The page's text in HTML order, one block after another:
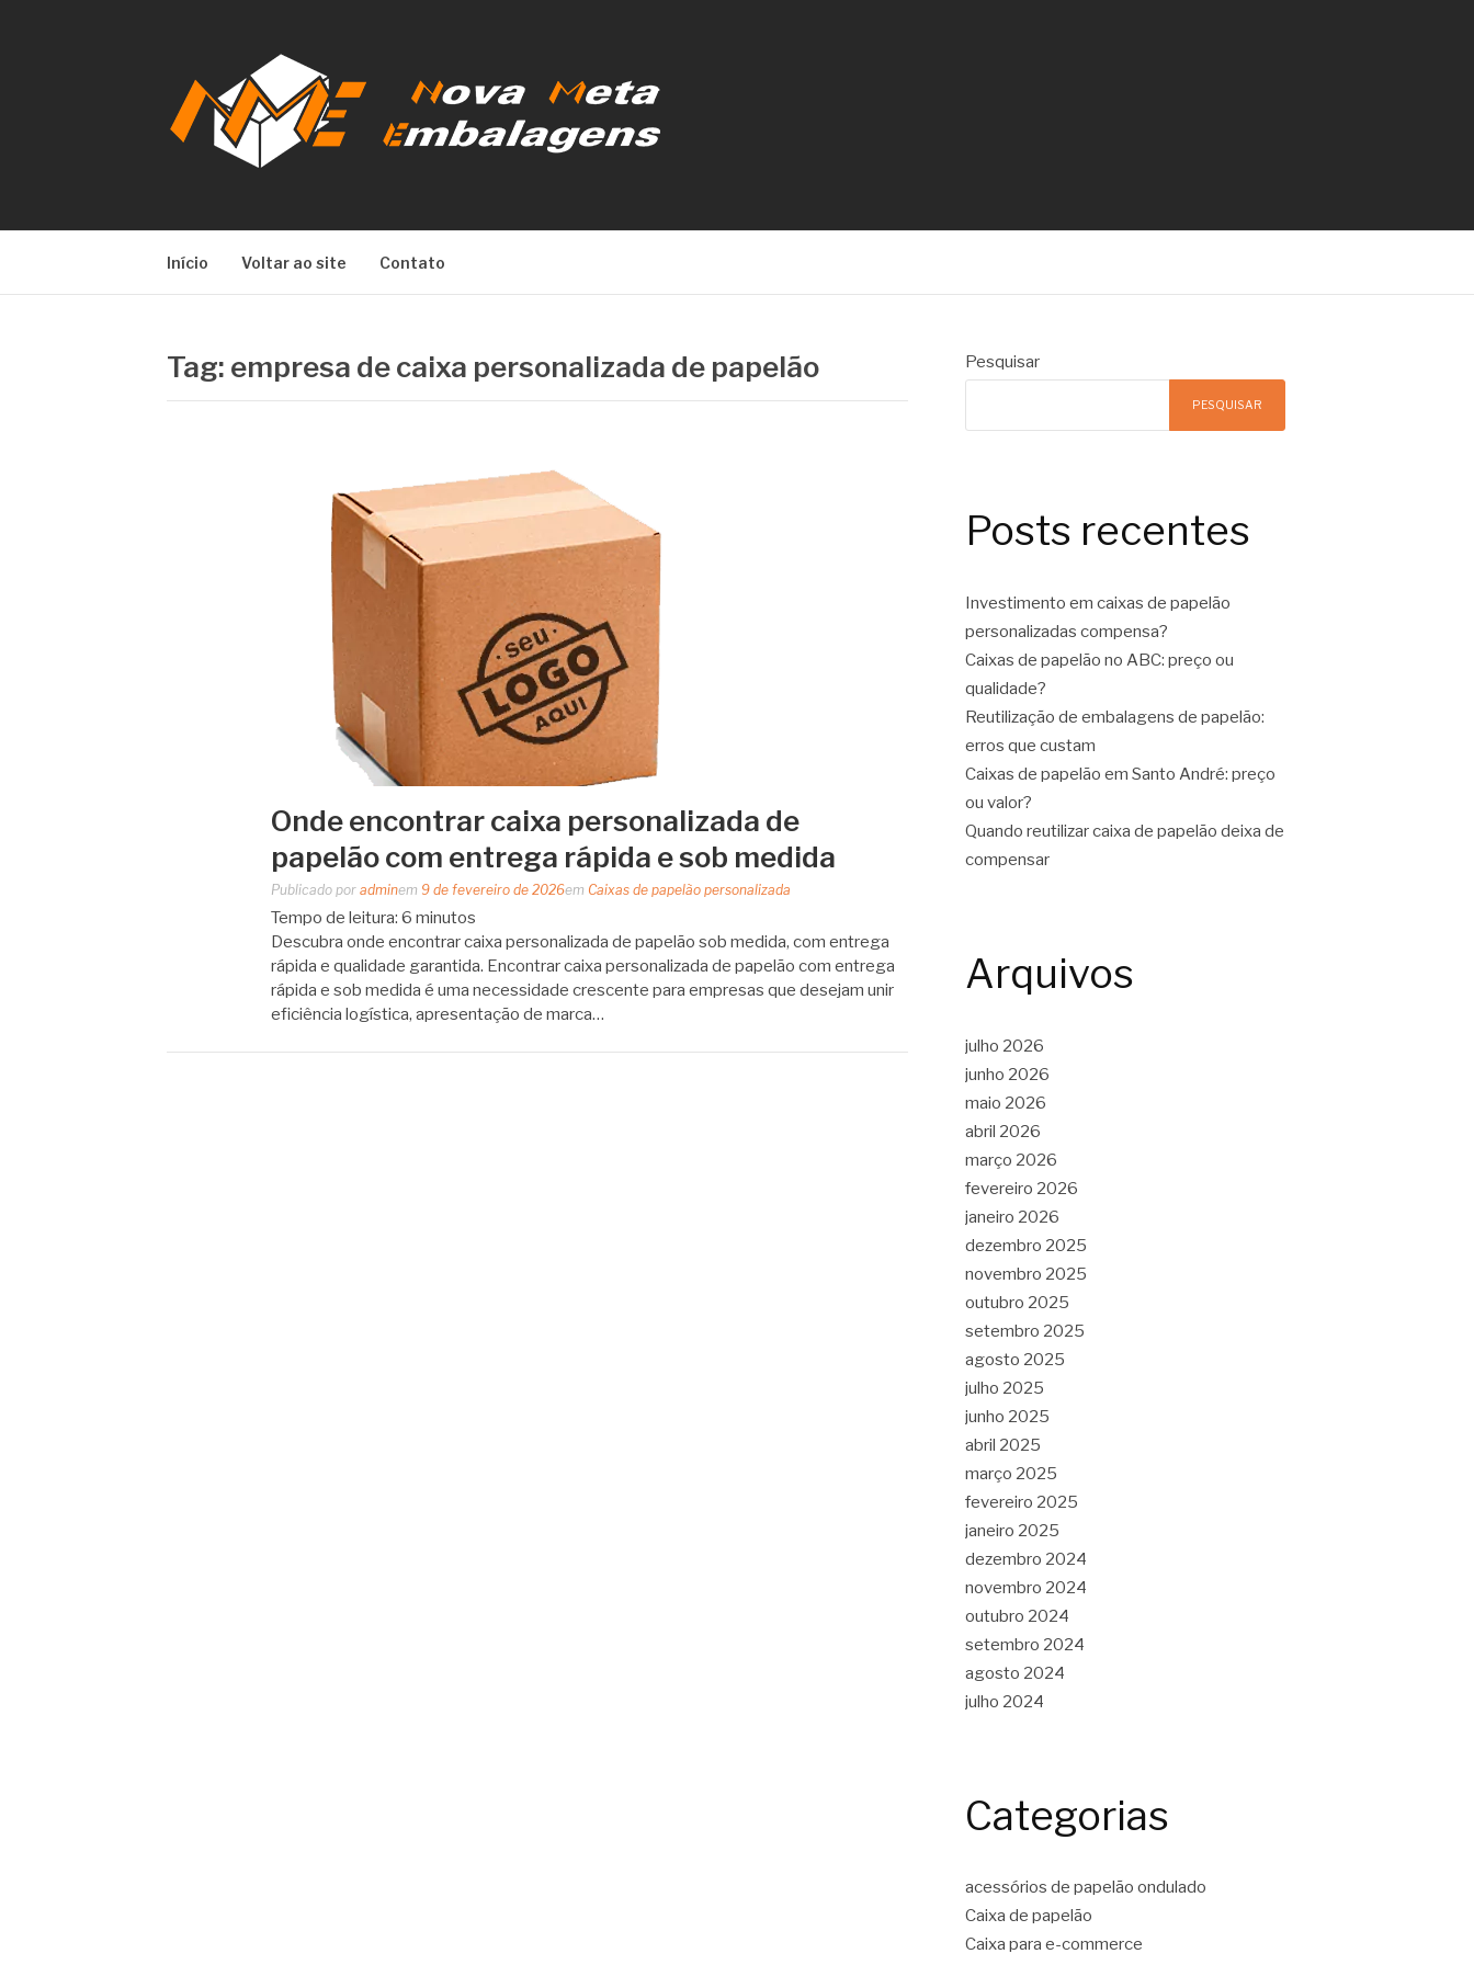
Início Voltar ao site Contato
Tag: empresa de caixa personalizada de papelão
Onde encontrar caixa personalizada de
papelão com entrega rápida e sob medida
Publicado por adminem 9 de fevereiro de 2026em Caixas de papelão personalizada
Tempo de leitura: 6 minutos
Descubra onde encontrar caixa personalizada de papelão sob medida, com entrega
rápida e qualidade garantida. Encontrar caixa personalizada de papelão com entrega
rápida e sob medida é uma necessidade crescente para empresas que desejam unir
eficiência logística, apresentação de marca…
Pesquisar
PESQUISAR
Posts recentes
Investimento em caixas de papelão
personalizadas compensa?
Caixas de papelão no ABC: preço ou
qualidade?
Reutilização de embalagens de papelão:
erros que custam
Caixas de papelão em Santo André: preço
ou valor?
Quando reutilizar caixa de papelão deixa de
compensar
Arquivos
julho 2026
junho 2026
maio 2026
abril 2026
março 2026
fevereiro 2026
janeiro 2026
dezembro 2025
novembro 2025
outubro 2025
setembro 2025
agosto 2025
julho 2025
junho 2025
abril 2025
março 2025
fevereiro 2025
janeiro 2025
dezembro 2024
novembro 2024
outubro 2024
setembro 2024
agosto 2024
julho 2024
Categorias
acessórios de papelão ondulado
Caixa de papelão
Caixa para e-commerce